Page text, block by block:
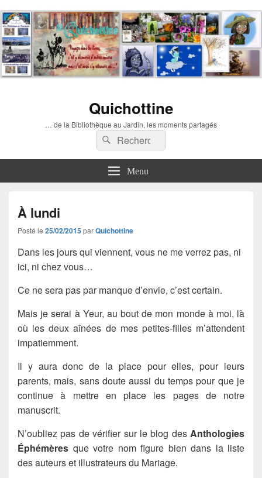
Quichottine
… de la Bibliothèque au Jardin, les moments partagés
Recherche :
Rechercher
Menu
À lundi
Posté le 25/02/2015parQuichottine
Dans les jours qui viennent, vous ne me verrez pas, ni
ici, ni chez vous…
Ce ne sera pas par manque d’envie, c’est certain.
Mais je serai à Yeur, au bout de mon monde à moi, là
où les deux aînées de mes petites-filles m’attendent
impatiemment.
Il y aura donc de la place pour elles, pour leurs
parents, mais, sans doute aussi du temps pour que je
continue à mettre en place les pages de notre
manuscrit.
N’oubliez pas de vérifier sur le blog des Anthologies
Éphémères que votre nom figure bien dans la liste
des auteurs et illustrateurs du Mariage.